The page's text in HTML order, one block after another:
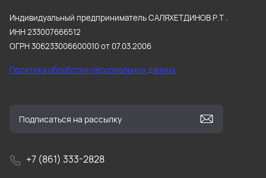
Индивидуальный предприниматель САЛЯХЕТДИНОВ Р.Т .
ИНН 233007666512
ОГРН 306233006600010 от 07.03.2006
Политика обработки персональных данных
+7 (861) 333-2828